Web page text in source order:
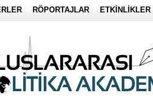
RÖPORTAJLAR ETKİNLİKLER